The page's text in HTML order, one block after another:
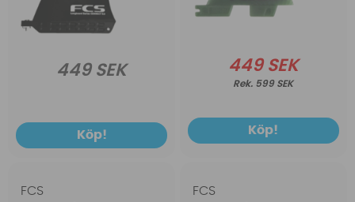
449 SEK
Köp!
449 SEK
599 SEK
Köp!
FCS FCS